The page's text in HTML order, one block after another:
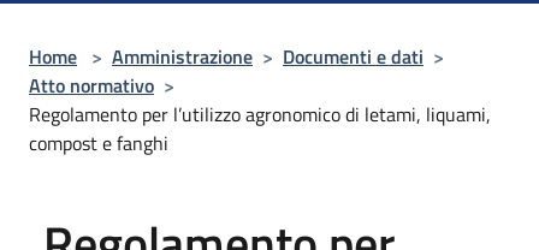
Home > Amministrazione > Documenti e dati >
Atto normativo >
Regolamento per l’utilizzo agronomico di letami, liquami,
compost e fanghi